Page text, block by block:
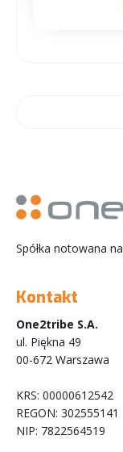
Spółka notowana na
Kontakt
One2tribe S.A.
ul. Piękna 49
00-672 Warszawa
KRS: 00000612542
REGON: 302555141
NIP: 7822564519